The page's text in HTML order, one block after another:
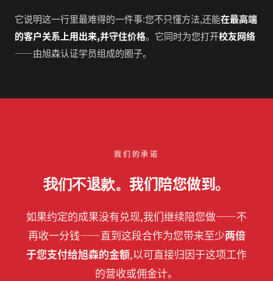
它说明这一行里最难得的一件事:您不只懂方法,还能在最高端
的客户关系上用出来,并守住价格。它同时为您打开校友网络
——由旭森认证学员组成的圈子。
我们的承诺
我们不退款。我们陪您做到。
如果约定的成果没有兑现,我们继续陪您做——不
再收一分钱——直到这段合作为您带来至少两倍
于您支付给旭森的金额,以可直接归因于这项工作
的营收或佣金计。